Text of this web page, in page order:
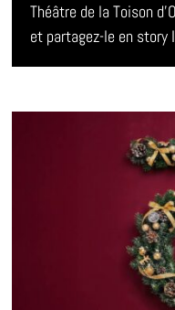
Théâtre de la Toison
et partagez-le en story